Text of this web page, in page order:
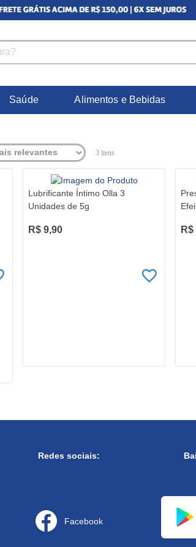
Saúde Alimentos e Bebidas
3itens
Lubrificante Íntimo Olla 3
Unidades de 5g
R$ 9,90
Redes sociais:
Facebook